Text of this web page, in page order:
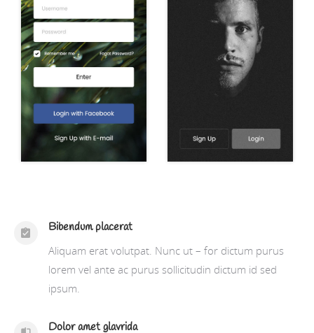
Bibendum placerat
Aliquam erat volutpat. Nunc ut – for dictum purus
lorem vel ante ac purus sollicitudin dictum id sed
ipsum.
Dolor amet glavrida